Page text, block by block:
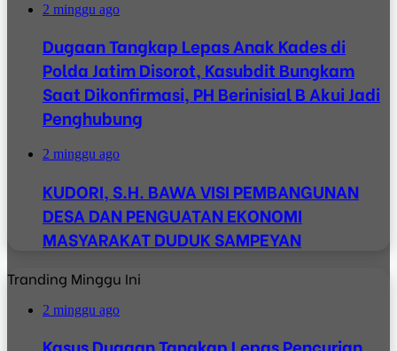
2 minggu ago
Dugaan Tangkap Lepas Anak Kades di
Polda Jatim Disorot, Kasubdit Bungkam
Saat Dikonfirmasi, PH Berinisial B Akui Jadi
Penghubung
2 minggu ago
KUDORI, S.H. BAWA VISI PEMBANGUNAN
DESA DAN PENGUATAN EKONOMI
MASYARAKAT DUDUK SAMPEYAN
Tranding Minggu Ini
2 minggu ago